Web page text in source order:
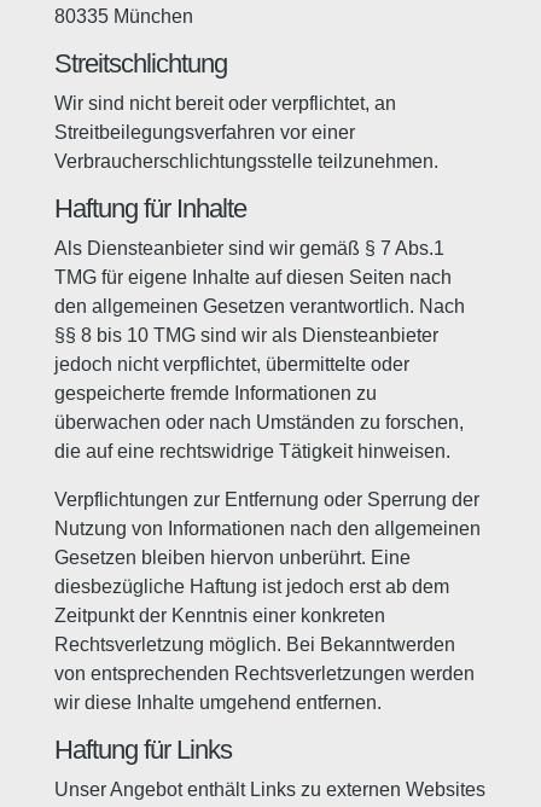
80335 München
Streitschlichtung
Wir sind nicht bereit oder verpflichtet, an
Streitbeilegungsverfahren vor einer
Verbraucherschlichtungsstelle teilzunehmen.
Haftung für Inhalte
Als Diensteanbieter sind wir gemäß § 7 Abs.1
TMG für eigene Inhalte auf diesen Seiten nach
den allgemeinen Gesetzen verantwortlich. Nach
§§ 8 bis 10 TMG sind wir als Diensteanbieter
jedoch nicht verpflichtet, übermittelte oder
gespeicherte fremde Informationen zu
überwachen oder nach Umständen zu forschen,
die auf eine rechtswidrige Tätigkeit hinweisen.
Verpflichtungen zur Entfernung oder Sperrung der
Nutzung von Informationen nach den allgemeinen
Gesetzen bleiben hiervon unberührt. Eine
diesbezügliche Haftung ist jedoch erst ab dem
Zeitpunkt der Kenntnis einer konkreten
Rechtsverletzung möglich. Bei Bekanntwerden
von entsprechenden Rechtsverletzungen werden
wir diese Inhalte umgehend entfernen.
Haftung für Links
Unser Angebot enthält Links zu externen Websites